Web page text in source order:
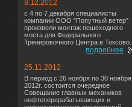
8.12.2012
с 4 по 7 декабря специалисты
компании ООО "Попутный ветер"
произвели монтаж пешеходного
моста для Федерального
Тренировочного Центра в Токсово.
подробнее
25.11.2012
В период с 26 ноября по 30 ноября
2012г. состоится очередное
Совещание главных механиков
нефтеперерабатывающих и